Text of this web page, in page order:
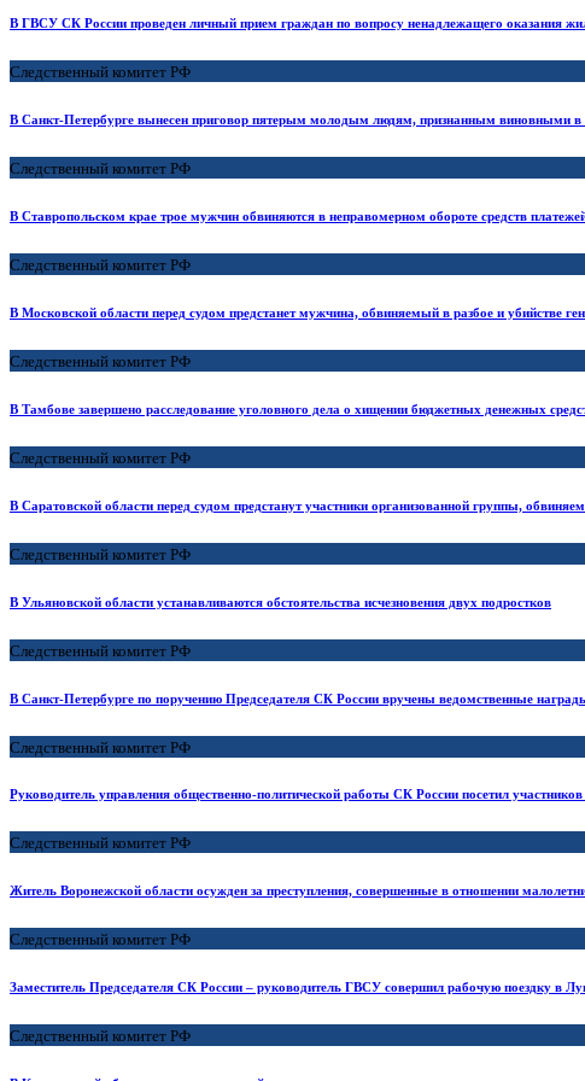
В ГВСУ СК России проведен личный прием граждан по вопросу ненадлежащего оказания
Следственный комитет РФ
В Санкт-Петербурге вынесен приговор пятерым молодым людям, признанным виновными в
Следственный комитет РФ
В Ставропольском крае трое мужчин обвиняются в неправомерном обороте средств
Следственный комитет РФ
В Московской области перед судом предстанет мужчина, обвиняемый в разбое и убийстве
Следственный комитет РФ
В Тамбове завершено расследование уголовного дела о хищении бюджетных денежных
Следственный комитет РФ
В Саратовской области перед судом предстанут участники организованной группы,
Следственный комитет РФ
В Ульяновской области устанавливаются обстоятельства исчезновения двух подростков
Следственный комитет РФ
В Санкт-Петербурге по поручению Председателя СК России вручены ведомственные
Следственный комитет РФ
Руководитель управления общественно-политической работы СК России посетил
Следственный комитет РФ
Житель Воронежской области осужден за преступления, совершенные в отношении
Следственный комитет РФ
Заместитель Председателя СК России – руководитель ГВСУ совершил рабочую поездку в
Следственный комитет РФ